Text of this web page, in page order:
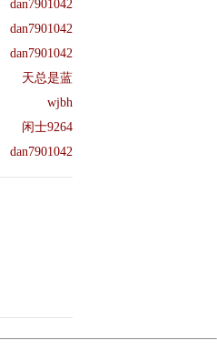
dan7901042
dan7901042
dan7901042
天总是蓝
wjbh
闲士9264
dan7901042